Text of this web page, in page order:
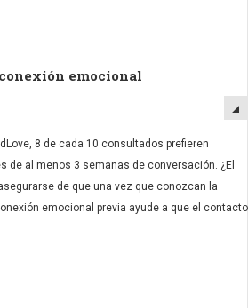
emocional
8 de cada 10 consultados prefieren
de al menos 3 semanas de conversación. ¿El
de que una vez que conozcan la
emocional previa ayude a que el contacto